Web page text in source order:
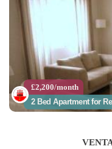
£2,200/month
2 Bed Apartment for